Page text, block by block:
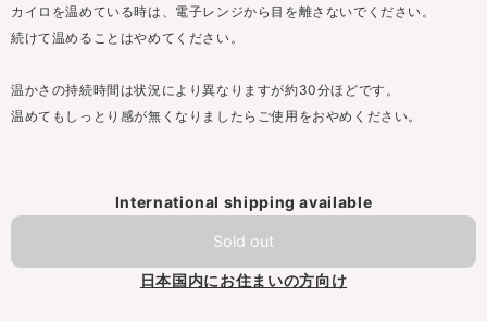
カイロを温めている時は、電子レンジから目を離さないでください。
続けて温めることはやめてください。
温かさの持続時間は状況により異なりますが約30分ほどです。
温めてもしっとり感が無くなりましたらご使用をおやめください。
International shipping available
Sold out
日本国内にお住まいの方向け